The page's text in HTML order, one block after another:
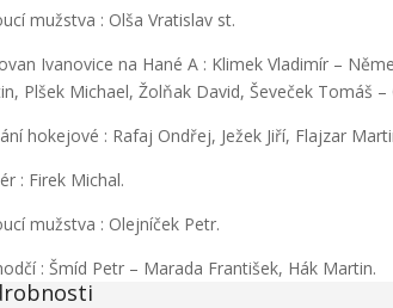
mužstva : Olša Vratislav st.
Ivanovice na Hané A : Klimek Vladimír –
Plšek Michael, Žolňak David, Ševeček Tomáš
hokejové : Rafaj Ondřej, Ježek Jiří, Flajzar
: Firek Michal.
mužstva : Olejníček Petr.
: Šmíd Petr – Marada František, Hák Martin.